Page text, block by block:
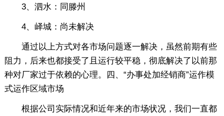
3、泗水：同滕州
4、峄城：尚未解决
通过以上方式对各市场问题逐一解决，虽然前期有些
阻力，后来也都接受了且运行较平稳，彻底解决了以前那
种对厂家过于依赖的心理。四、“办事处加经销商”运作模
式运作区域市场
根据公司实际情况和近年来的市场状况，我们一直都